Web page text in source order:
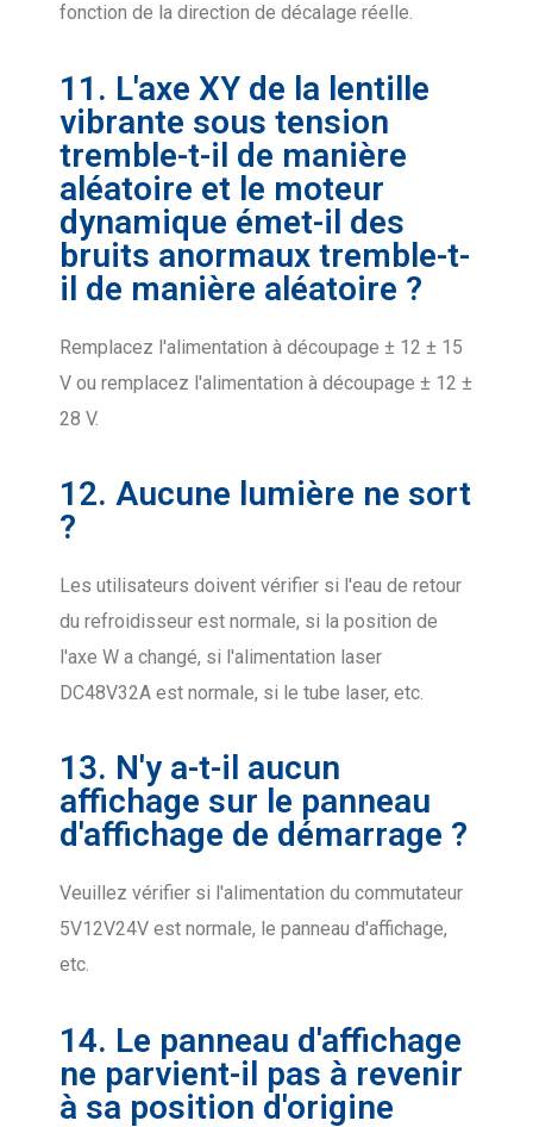
fonction de la direction de décalage réelle.
11. L'axe XY de la lentille
vibrante sous tension
tremble-t-il de manière
aléatoire et le moteur
dynamique émet-il des
bruits anormaux tremble-t-
il de manière aléatoire ?
Remplacez l'alimentation à découpage ± 12 ± 15
V ou remplacez l'alimentation à découpage ± 12 ±
28 V.
12. Aucune lumière ne sort
?
Les utilisateurs doivent vérifier si l'eau de retour
du refroidisseur est normale, si la position de
l'axe W a changé, si l'alimentation laser
DC48V32A est normale, si le tube laser, etc.
13. N'y a-t-il aucun
affichage sur le panneau
d'affichage de démarrage ?
Veuillez vérifier si l'alimentation du commutateur
5V12V24V est normale, le panneau d'affichage,
etc.
14. Le panneau d'affichage
ne parvient-il pas à revenir
à sa position d'origine